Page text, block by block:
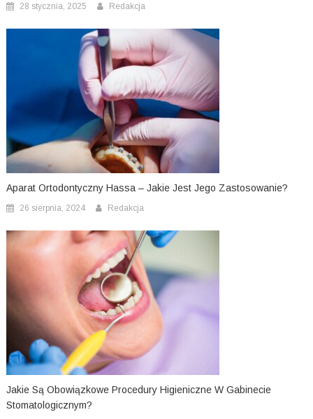
28 stycznia, 2025 Redakcja
Aparat Ortodontyczny Hassa – Jakie Jest Jego Zastosowanie?
26 sierpnia, 2024 Redakcja
Jakie Są Obowiązkowe Procedury Higieniczne W Gabinecie
Stomatologicznym?